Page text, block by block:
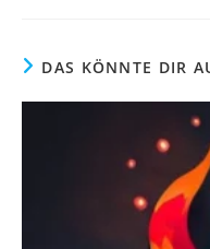
DAS KÖNNTE DIR